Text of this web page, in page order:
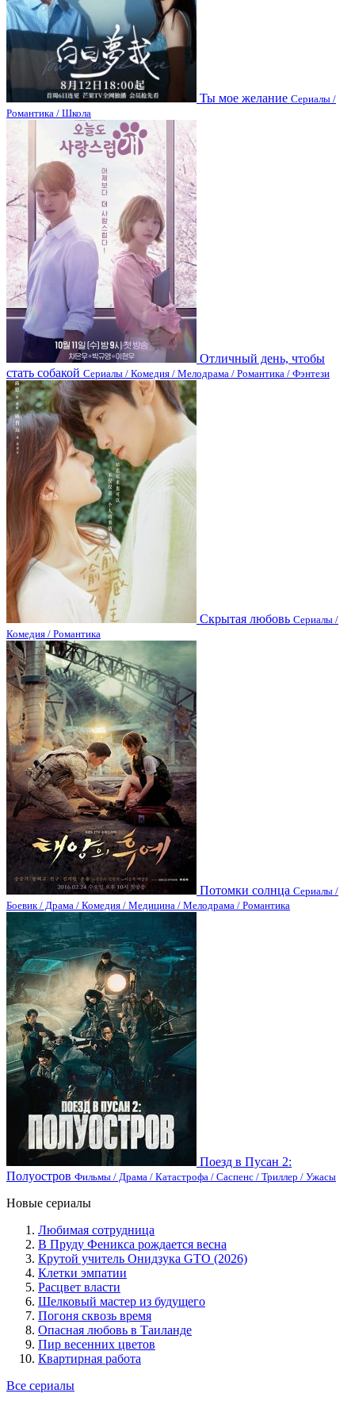
Ты мое желание Сериалы /
Романтика / Школа
Отличный день, чтобы
стать собакой Сериалы / Комедия / Мелодрама / Романтика / Фэнтези
Скрытая любовь Сериалы /
Комедия / Романтика
Потомки солнца Сериалы /
Боевик / Драма / Комедия / Медицина / Мелодрама / Романтика
Поезд в Пусан 2:
Полуостров Фильмы / Драма / Катастрофа / Саспенс / Триллер / Ужасы
Новые сериалы
Любимая сотрудница
В Пруду Феникса рождается весна
Крутой учитель Онидзука GTO (2026)
Клетки эмпатии
Расцвет власти
Шелковый мастер из будущего
Погоня сквозь время
Опасная любовь в Таиланде
Пир весенних цветов
Квартирная работа
Все сериалы